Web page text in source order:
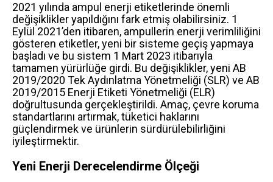
2021 yılında ampul enerji etiketlerinde önemli
değişiklikler yapıldığını fark etmiş olabilirsiniz. 1
Eylül 2021’den itibaren, ampullerin enerji verimliliğini
gösteren etiketler, yeni bir sisteme geçiş yapmaya
başladı ve bu sistem 1 Mart 2023 itibarıyla
tamamen yürürlüğe girdi. Bu değişiklikler, yeni AB
2019/2020 Tek Aydınlatma Yönetmeliği (SLR) ve AB
2019/2015 Enerji Etiketi Yönetmeliği (ELR)
doğrultusunda gerçekleştirildi. Amaç, çevre koruma
standartlarını artırmak, tüketici haklarını
güçlendirmek ve ürünlerin sürdürülebilirliğini
iyileştirmektir.
Yeni Enerji Derecelendirme Ölçeği